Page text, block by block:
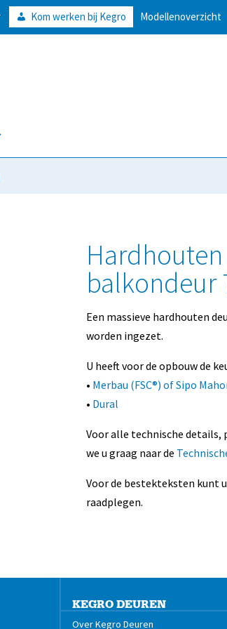
Kom werken bij Kegro Modellenoverzicht
balkondeur
Een massieve hardhouten
worden ingezet.
U heeft voor de opbouw de
• Merbau (FSC®) of Sipo
• Dural
Voor alle technische
we u graag naar de
Voor de bestekteksten kunt
raadplegen.
KEGRO DEUREN
Over Kegro Deuren